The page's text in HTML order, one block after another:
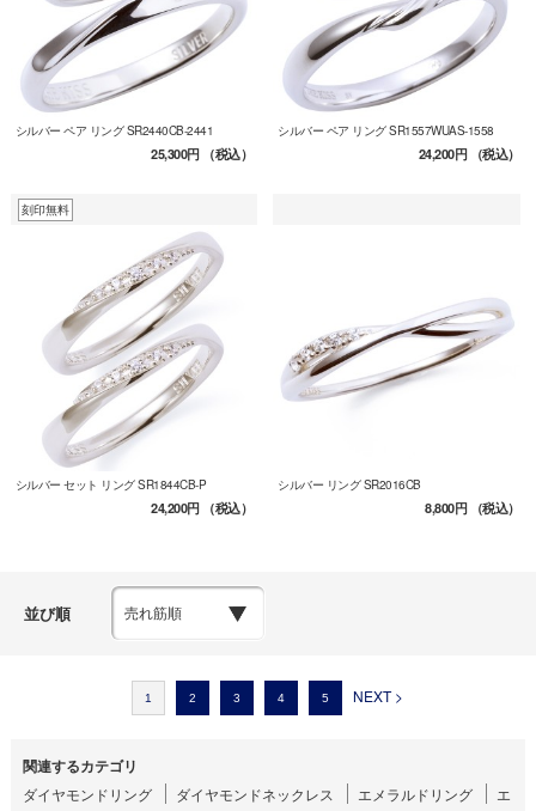
シルバー ペア リング SR2440CB-2441
25,300円（税込）
シルバー ペア リング SR1557WUAS-1558
24,200円（税込）
刻印無料
シルバー セット リング SR1844CB-P
24,200円（税込）
シルバー リング SR2016CB
8,800円（税込）
並び順
1 2 3 4 5 NEXT >
関連するカテゴリ
ダイヤモンドリング ダイヤモンドネックレス エメラルドリング
エ